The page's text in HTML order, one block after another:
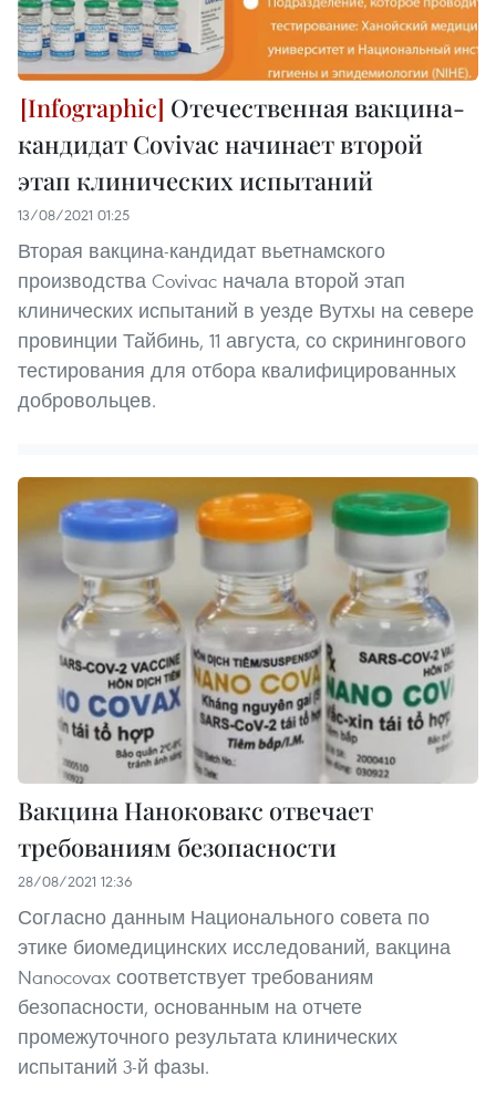
Отечественная вакцина-
кандидат Covivac начинает второй
этап клинических испытаний
13/08/2021 01:25
Вторая вакцина-кандидат вьетнамского
производства Covivac начала второй этап
клинических испытаний в уезде Вутхы на севере
провинции Тайбинь, 11 августа, со скринингового
тестирования для отбора квалифицированных
добровольцев.
Вакцина Наноковакс отвечает
требованиям безопасности
28/08/2021 12:36
Согласно данным Национального совета по
этике биомедицинских исследований, вакцина
Nanocovax соответствует требованиям
безопасности, основанным на отчете
промежуточного результата клинических
испытаний 3-й фазы.